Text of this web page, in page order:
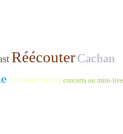
RéécouterCachan
nouveaux talents concerts ou mini-live